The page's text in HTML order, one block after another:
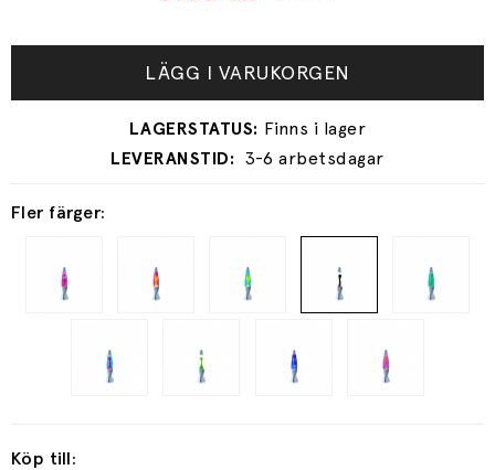
Fler färger:
LÄGG I VARUKORGEN
3-6 arbetsdagar
Köp till: